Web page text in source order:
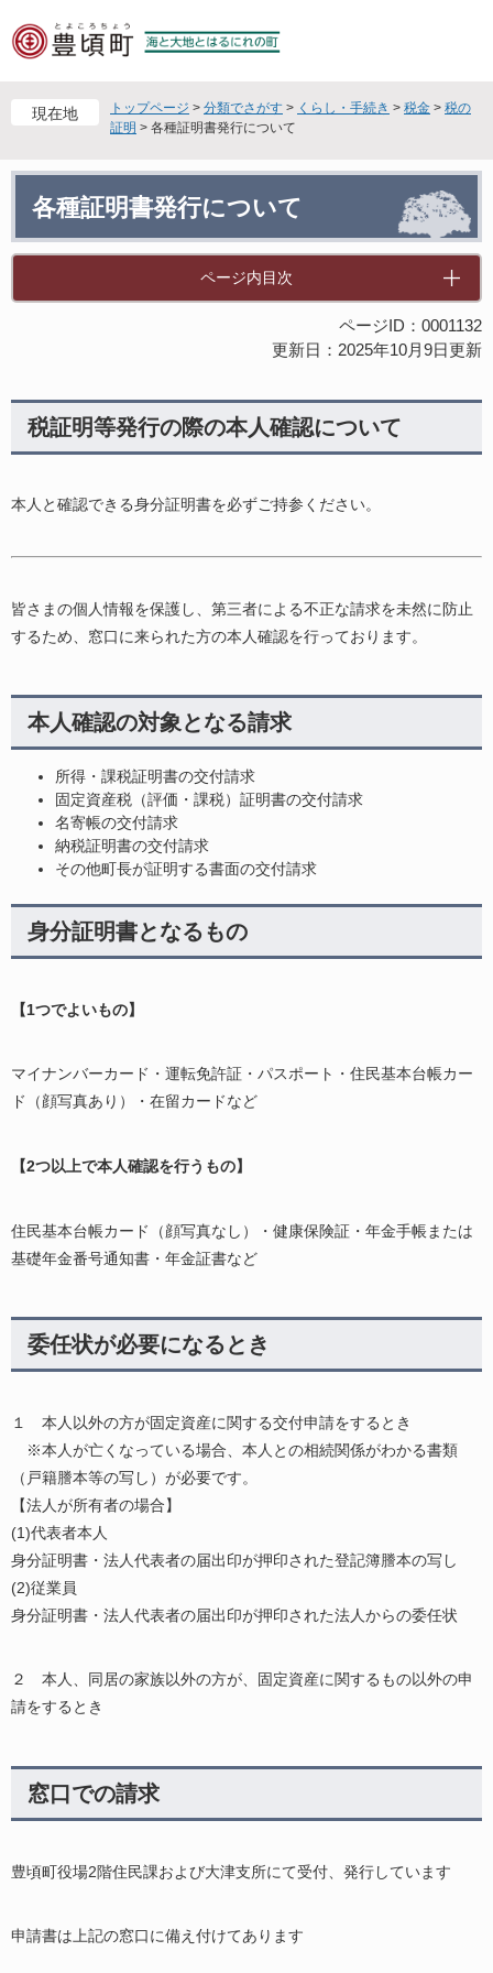
ー
す
ニ
し
文
現在地 トップページ > 分類でさがす > くらし・手続き > 税金 > 税の
証明 > 各種証明書発行について
各種証明書発行について
ページ内目次
ページID：0001132
更新日：2025年10月9日更新
税証明等発行の際の本人確認について
本人と確認できる身分証明書を必ずご持参ください。
皆さまの個人情報を保護し、第三者による不正な請求を未然に防止
するため、窓口に来られた方の本人確認を行っております。
本人確認の対象となる請求
所得・課税証明書の交付請求
固定資産税（評価・課税）証明書の交付請求
名寄帳の交付請求
納税証明書の交付請求
その他町長が証明する書面の交付請求
身分証明書となるもの
【1つでよいもの】
マイナンバーカード・運転免許証・パスポート・住民基本台帳カー
ド（顔写真あり）・在留カードなど
【2つ以上で本人確認を行うもの】
住民基本台帳カード（顔写真なし）・健康保険証・年金手帳または
基礎年金番号通知書・年金証書など
委任状が必要になるとき
１ 本人以外の方が固定資産に関する交付申請をするとき
※本人が亡くなっている場合、本人との相続関係がわかる書類
（戸籍謄本等の写し）が必要です。
【法人が所有者の場合】
(1)代表者本人
身分証明書・法人代表者の届出印が押印された登記簿謄本の写し
(2)従業員
身分証明書・法人代表者の届出印が押印された法人からの委任状
２ 本人、同居の家族以外の方が、固定資産に関するもの以外の申
請をするとき
窓口での請求
豊頃町役場2階住民課および大津支所にて受付、発行しています
申請書は上記の窓口に備え付けてあります